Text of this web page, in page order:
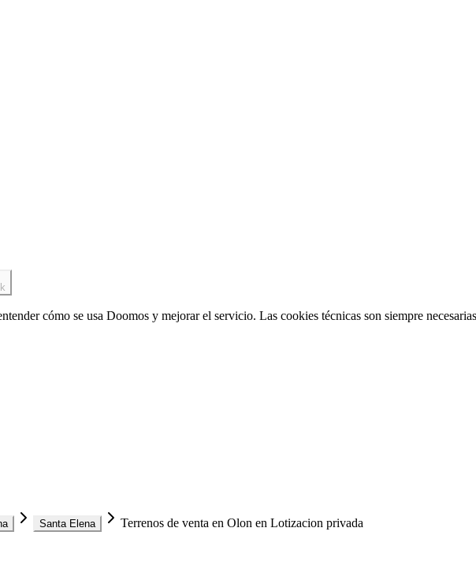
cómo se usa Doomos y mejorar el servicio. Las cookies técnicas son siempre
Santa Elena Terrenos de venta en Olon en Lotizacion privada